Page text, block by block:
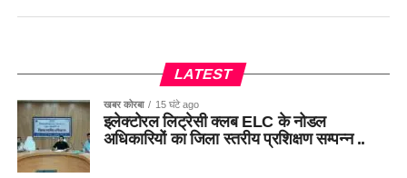
LATEST
खबर कोरबा 15 घंटे ago
इलेक्टोरल लिट्रेसी क्लब ELC के नोडल
अधिकारियों का जिला स्तरीय प्रशिक्षण सम्पन्न ..